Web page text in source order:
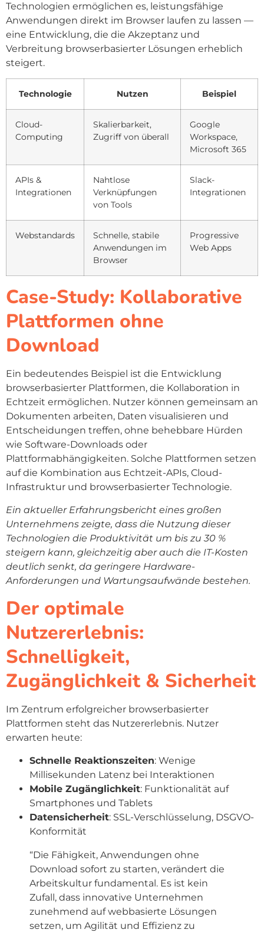
Technologien ermöglichen es, leistungsfähige
Anwendungen direkt im Browser laufen zu lassen —
eine Entwicklung, die die Akzeptanz und
Verbreitung browserbasierter Lösungen erheblich
steigert.
Technologie Nutzen Beispiel
Cloud-
Computing
Skalierbarkeit,
Zugriff von überall
Google
Workspace,
Microsoft 365
APIs &
Integrationen
Nahtlose
Verknüpfungen
von Tools
Slack-
Integrationen
Webstandards
Schnelle, stabile
Anwendungen im
Browser
Progressive
Web Apps
Case-Study: Kollaborative
Plattformen ohne
Download
Ein bedeutendes Beispiel ist die Entwicklung
browserbasierter Plattformen, die Kollaboration in
Echtzeit ermöglichen. Nutzer können gemeinsam an
Dokumenten arbeiten, Daten visualisieren und
Entscheidungen treffen, ohne behebbare Hürden
wie Software-Downloads oder
Plattformabhängigkeiten. Solche Plattformen setzen
auf die Kombination aus Echtzeit-APIs, Cloud-
Infrastruktur und browserbasierter Technologie.
Ein aktueller Erfahrungsbericht eines großen
Unternehmens zeigte, dass die Nutzung dieser
Technologien die Produktivität um bis zu 30 %
steigern kann, gleichzeitig aber auch die IT-Kosten
deutlich senkt, da geringere Hardware-
Anforderungen und Wartungsaufwände bestehen.
Der optimale
Nutzererlebnis:
Schnelligkeit,
Zugänglichkeit & Sicherheit
Im Zentrum erfolgreicher browserbasierter
Plattformen steht das Nutzererlebnis. Nutzer
erwarten heute:
Schnelle Reaktionszeiten: Wenige
Millisekunden Latenz bei Interaktionen
Mobile Zugänglichkeit: Funktionalität auf
Smartphones und Tablets
Datensicherheit: SSL-Verschlüsselung, DSGVO-
Konformität
“Die Fähigkeit, Anwendungen ohne
Download sofort zu starten, verändert die
Arbeitskultur fundamental. Es ist kein
Zufall, dass innovative Unternehmen
zunehmend auf webbasierte Lösungen
setzen, um Agilität und Effizienz zu